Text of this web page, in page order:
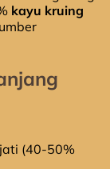
kayu kruing
(40-50%